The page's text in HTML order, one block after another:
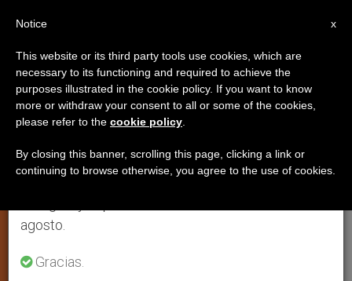
«La mística nos dice que la
dimensión fundamental de la
vida es el amor»
Entrevista al carmelita Maximiliano
×
Aviso importante
Del 27 de julio al 7 de agosto haremos la pausa
anual, aprovechando que en el periodo de verano
se generan menos informaciones y también el
agosto.
Gracias.
x
Notice
This website or its third party tools use cookies, which are
necessary to its functioning and required to achieve the
purposes illustrated in the cookie policy. If you want to know
more or withdraw your consent to all or some of the cookies,
please refer to the cookie policy
By closing this banner, scrolling this page, clicking a link or
continuing to browse otherwise, you agree to the use of cookies.